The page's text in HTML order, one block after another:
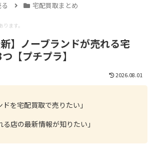
宅配買取まとめ
ます。
】ノーブランドが売れる宅
【プチプラ】
2026.08.01
ドを宅配買取で売りたい」
る店の最新情報が知りたい」